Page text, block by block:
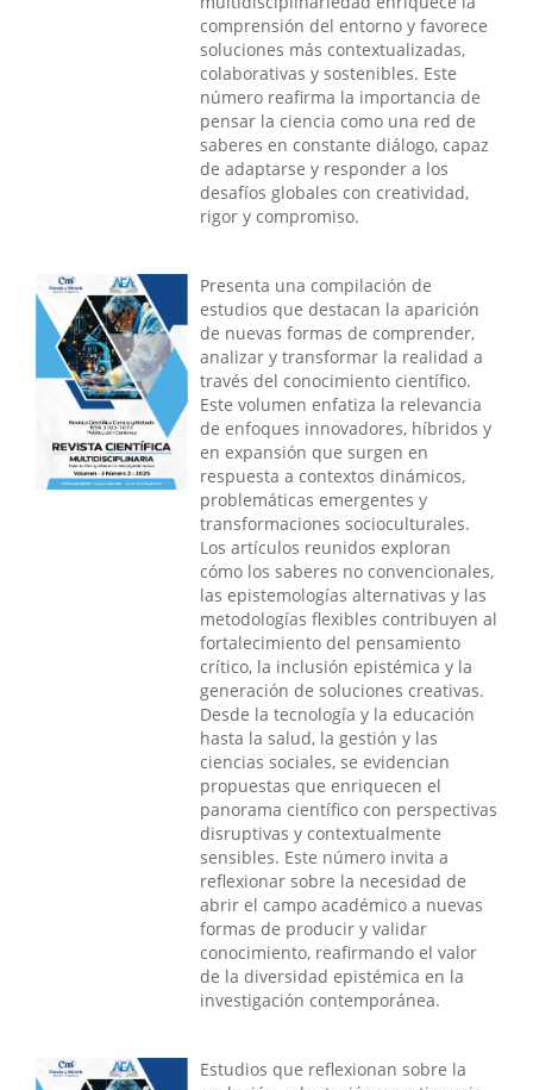
comprensión del entorno y favorece
soluciones más contextualizadas,
colaborativas y sostenibles. Este
número reafirma la importancia de
pensar la ciencia como una red de
saberes en constante diálogo, capaz
de adaptarse y responder a los
desafíos globales con creatividad,
rigor y compromiso.
Presenta una compilación de
estudios que destacan la aparición
de nuevas formas de comprender,
analizar y transformar la realidad a
través del conocimiento científico.
Este volumen enfatiza la relevancia
de enfoques innovadores, híbridos y
en expansión que surgen en
respuesta a contextos dinámicos,
problemáticas emergentes y
transformaciones socioculturales.
Los artículos reunidos exploran
cómo los saberes no convencionales,
las epistemologías alternativas y las
metodologías flexibles contribuyen al
fortalecimiento del pensamiento
crítico, la inclusión epistémica y la
generación de soluciones creativas.
Desde la tecnología y la educación
hasta la salud, la gestión y las
ciencias sociales, se evidencian
propuestas que enriquecen el
panorama científico con perspectivas
disruptivas y contextualmente
sensibles. Este número invita a
reflexionar sobre la necesidad de
abrir el campo académico a nuevas
formas de producir y validar
conocimiento, reafirmando el valor
de la diversidad epistémica en la
investigación contemporánea.
Estudios que reflexionan sobre la